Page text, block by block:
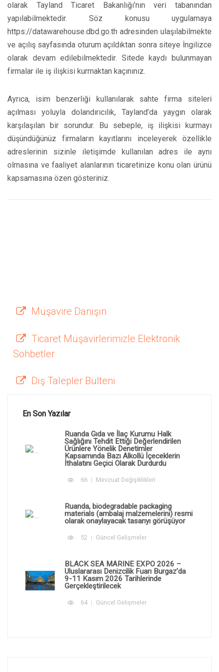
olarak Tayland Ticaret Bakanlığı’nın veri tabanından
yapılabilmektedir. Söz konusu uygulamaya
https://datawarehouse.dbd.go.th adresinden ulaşılabilmekte
ve açılış sayfasında oturum açıldıktan sonra siteye İngilizce
olarak devam edilebilmektedir. Sitede kaydı bulunmayan
firmalar ile iş ilişkisi kurmaktan kaçınınız.
Ayrıca, isim benzerliği kullanılarak sahte firma siteleri
açılması yoluyla dolandırıcılık, Tayland’da yaygın olarak
karşılaşılan bir sorundur. Bu sebeple, iş ilişkisi kurmayı
düşündüğünüz firmaların kayıtlarını inceleyerek özellikle
adreslerinin sizinle iletişimde kullanılan adres ile aynı
olmasına ve faaliyet alanlarının ticaretinize konu olan ürünü
kapsamasına özen gösteriniz.
Müşavire Danışın
Ticaret Müşavirlerimizle Elektronik
Sohbetler
Dış Talepler Bülteni
En Son Yazılar
Ruanda Gıda ve İlaç Kurumu Halk
Sağlığını Tehdit Ettiği Değerlendirilen
Ürünlere Yönelik Denetimler
Kapsamında Bazı Alkollü İçeceklerin
İthalatını Geçici Olarak Durdurdu
66 Mevzuat Değişiklikleri
Ruanda, biodegradable packaging
materials (ambalaj malzemelerini) resmi
olarak onaylayacak tasarıyı görüşüyor
52 Güncel Gelişmeler
BLACK SEA MARINE EXPO 2026 –
Uluslararası Denizcilik Fuarı Burgaz'da
9-11 Kasım 2026 Tarihlerinde
Gerçekleştirilecek
64 Güncel Gelişmeler